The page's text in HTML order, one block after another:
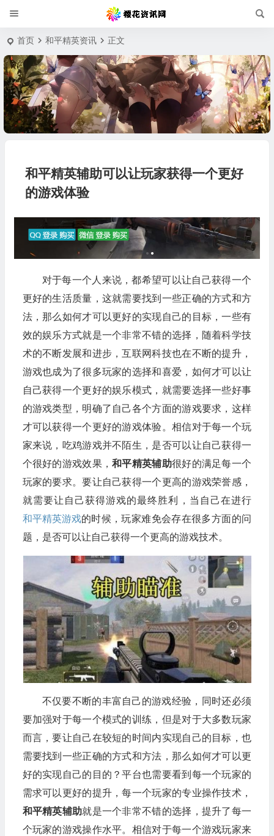
首页 和平精英资讯 正文
和平精英辅助可以让玩家获得一个更好
的游戏体验
对于每一个人来说，都希望可以让自己获得一个
更好的生活质量，这就需要找到一些正确的方式和方
法，那么如何才可以更好的实现自己的目标，一些有
效的娱乐方式就是一个非常不错的选择，随着科学技
术的不断发展和进步，互联网科技也在不断的提升，
游戏也成为了很多玩家的选择和喜爱，如何才可以让
自己获得一个更好的娱乐模式，就需要选择一些好事
的游戏类型，明确了自己各个方面的游戏要求，这样
才可以获得一个更好的游戏体验。相信对于每一个玩
家来说，吃鸡游戏并不陌生，是否可以让自己获得一
个很好的游戏效果，和平精英辅助很好的满足每一个
玩家的要求。要让自己获得一个更高的游戏荣誉感，
就需要让自己获得游戏的最终胜利，当自己在进行
和平精英游戏的时候，玩家难免会存在很多方面的问
题，是否可以让自己获得一个更高的游戏技术。
不仅要不断的丰富自己的游戏经验，同时还必须
要加强对于每一个模式的训练，但是对于大多数玩家
而言，要让自己在较短的时间内实现自己的目标，也
需要找到一些正确的方式和方法，那么如何才可以更
好的实现自己的目的？平台也需要看到每一个玩家的
需求可以更好的提升，每一个玩家的专业操作技术，
和平精英辅助就是一个非常不错的选择，提升了每一
个玩家的游戏操作水平。相信对于每一个游戏玩家来